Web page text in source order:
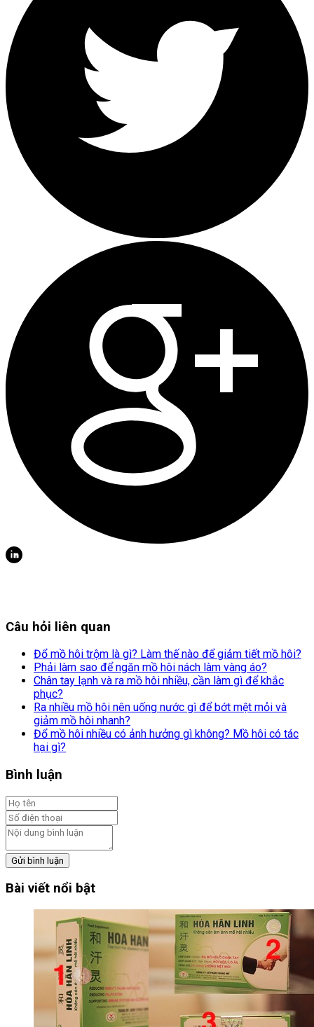
Câu hỏi liên quan
Đổ mồ hôi trộm là gì? Làm thế nào để giảm tiết mồ hôi?
Phải làm sao để ngăn mồ hôi nách làm vàng áo?
Chân tay lạnh và ra mồ hôi nhiều, cần làm gì để khắc
phục?
Ra nhiều mồ hôi nên uống nước gì để bớt mệt mỏi và
giảm mồ hôi nhanh?
Đổ mồ hôi nhiều có ảnh hưởng gì không? Mồ hôi có tác
hại gì?
Bình luận
Gửi bình luận
Bài viết nổi bật